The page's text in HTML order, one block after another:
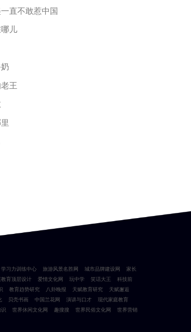
直不敢惹中国
儿
王
学习力训练中心 旅游风景名胜网 城市品牌建设网
家长
育顶层设计 爱情文化网 玩中学 笑话大王
科技前
教育趋势研究 八卦晚报 天赋教育研究
天赋邂逅
贝壳书画 中国兰花网 演讲与口才
现代家庭教育
世界休闲文化网 趣搜搜 世界民俗文化网
世界营销